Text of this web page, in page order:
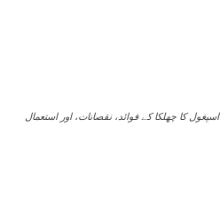
اسپغول کا چھلکا کے فوائد، نقصانات، اور استعمال